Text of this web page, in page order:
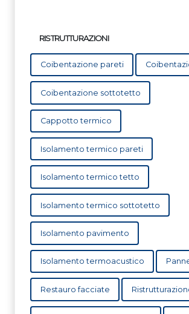
RISTRUTTURAZIONI
Coibentazione pareti
Coibentazione sottotetto
Cappotto termico
Isolamento termico pareti
Isolamento termico tetto
Isolamento termico sottotetto
Isolamento pavimento
Isolamento termoacustico
Restauro facciate